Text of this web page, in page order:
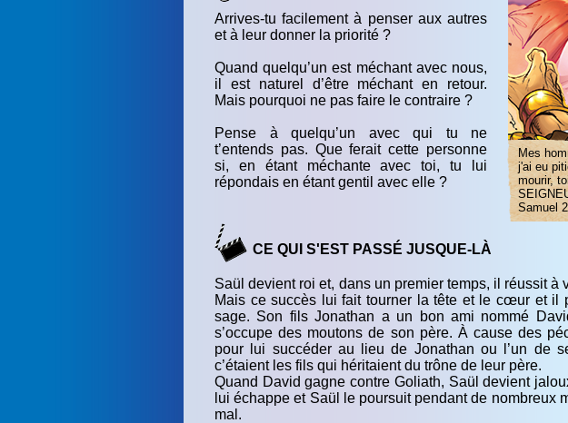
Arrives-tu facilement à penser aux autres
et à leur donner la priorité ?
Quand quelqu’un est méchant avec nous,
il est naturel d’être méchant en retour.
Mais pourquoi ne pas faire le contraire ?
Pense à quelqu’un avec qui tu ne
t’entends pas. Que ferait cette personne
si, en étant méchante avec toi, tu lui
répondais en étant gentil avec elle ?
Mes
j'ai eu
mourir,
Samuel
CE QUI S'EST PASSÉ JUSQUE-LÀ
Saül devient roi et, dans un premier temps, il réussit à
Mais ce succès lui fait tourner la tête et le cœur et il
sage. Son fils Jonathan a un bon ami nommé
s’occupe des moutons de son père. À cause des
pour lui succéder au lieu de Jonathan ou l’un de
c’étaient les fils qui héritaient du trône de leur père.
Quand David gagne contre Goliath, Saül devient
lui échappe et Saül le poursuit pendant de nombreux
mal.